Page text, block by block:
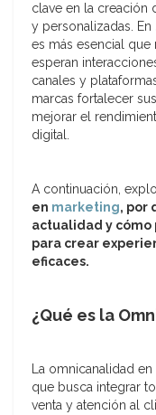
clave en la creación
y personalizadas.
es más esencial
esperan
canales y
marcas fortalecer
mejorar el
digital.
A continuación,
en marketing, por
actualidad y
para crear
eficaces.
¿Qué es la
La omnicanalidad
que busca integrar
venta y atención al